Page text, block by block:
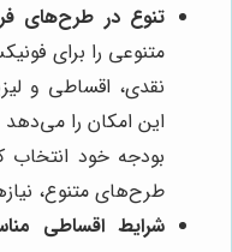
تنوع در طرح‌های
متنوعی را برای
نقدی، اقساطی و
این امکان را می‌دهد
بودجه خود انتخاب
طرح‌های متنوع،
شرایط اقساطی